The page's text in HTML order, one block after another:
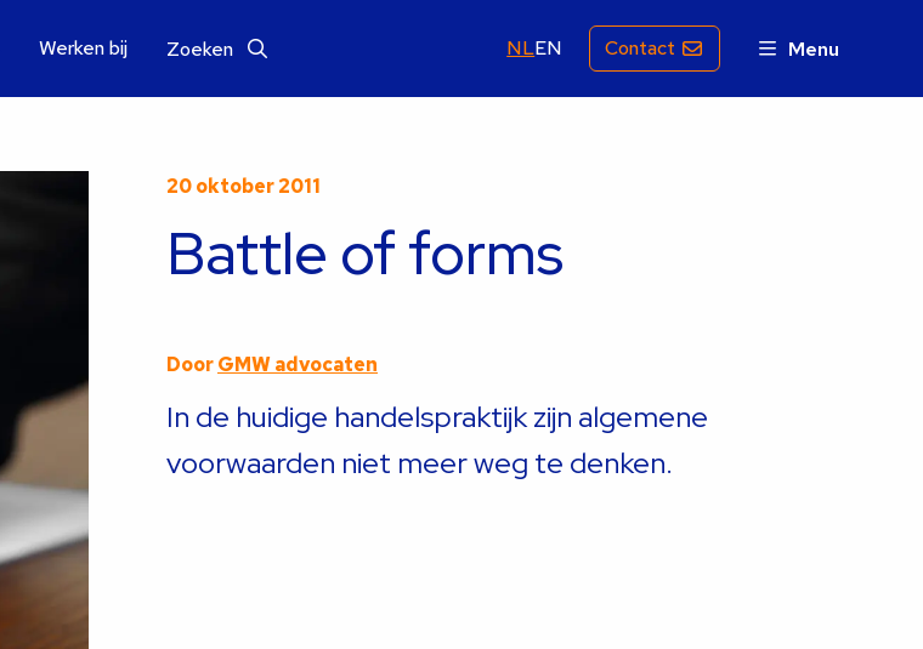
Werken bij Zoeken NLEN Contact Menu
20 oktober 2011
Battle of forms
DoorGMW advocaten
In de huidige handelspraktijk zijn algemene
voorwaarden niet meer weg te denken.